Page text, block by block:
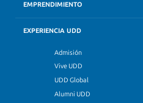
EMPRENDIMIENTO
EXPERIENCIA UDD
Admisión
Vive UDD
UDD Global
Alumni UDD